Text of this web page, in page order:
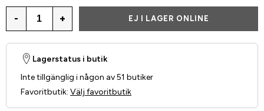
- + EJ I LAGER ONLINE
Lagerstatus i butik
Inte tillgänglig i någon av 51 butiker
Favoritbutik: Välj favoritbutik